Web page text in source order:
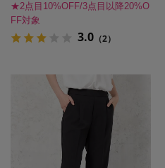
★2点目10%OFF/3点目以降20%O
FF対象
3.0 （2）